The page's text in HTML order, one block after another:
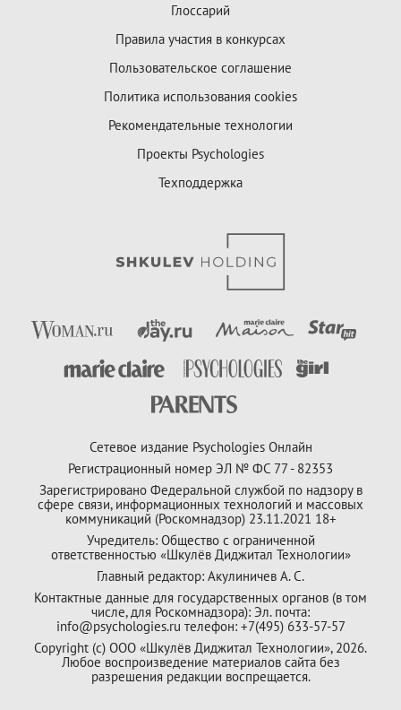
Глоссарий
Правила участия в конкурсах
Пользовательское соглашение
Политика использования cookies
Рекомендательные технологии
Проекты Psychologies
Техподдержка
Сетевое издание Psychologies Онлайн
Регистрационный номер ЭЛ № ФС 77 - 82353
Зарегистрировано Федеральной службой по надзору в
сфере связи, информационных технологий и массовых
коммуникаций (Роскомнадзор) 23.11.2021 18+
Учредитель: Общество с ограниченной
ответственностью «Шкулёв Диджитал Технологии»
Главный редактор: Акулиничев А. С.
Контактные данные для государственных органов (в том
числе, для Роскомнадзора): Эл. почта:
info@psychologies.ru телефон: +7(495) 633-57-57
Copyright (с) ООО «Шкулёв Диджитал Технологии», 2026.
Любое воспроизведение материалов сайта без
разрешения редакции воспрещается.